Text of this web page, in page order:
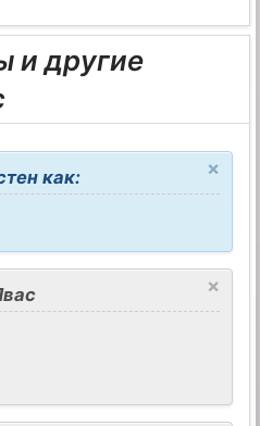
и другие
×
как:
×